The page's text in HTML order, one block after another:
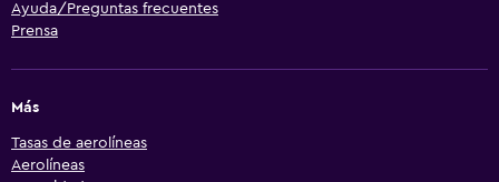
Ayuda/Preguntas frecuentes
Prensa
Más
Tasas de aerolíneas
Aerolíneas